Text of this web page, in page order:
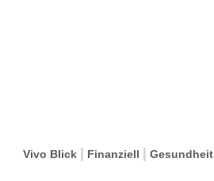
Vivo Blick Finanziell Gesundheit